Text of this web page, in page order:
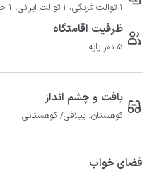
1 توالت فرنگی، 1 توالت ایرانی، 1 حمام عادی
ظرفیت اقامتگاه
5 نفر پایه
بافت و چشم انداز
کوهستان، ییلاقی/ کوهستانی
فضای خواب